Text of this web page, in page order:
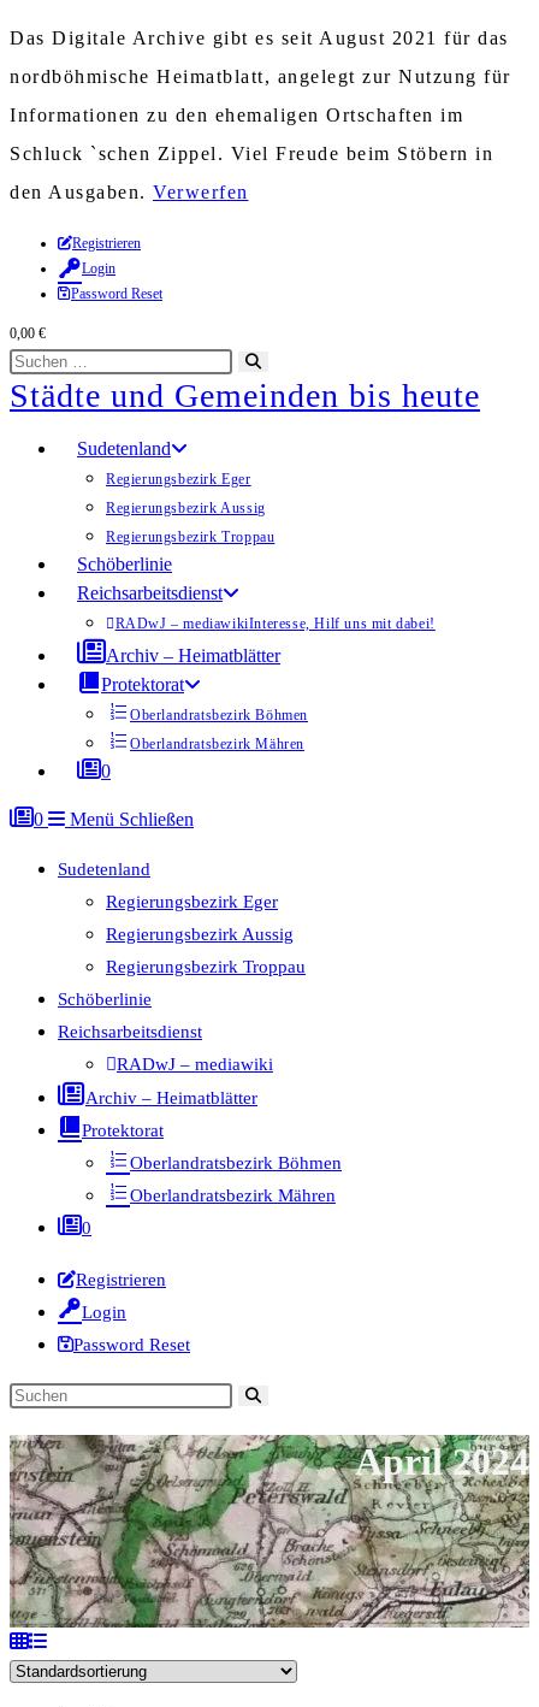
Das Digitale Archive gibt es seit August 2021 für das
nordböhmische Heimatblatt, angelegt zur Nutzung für
Informationen zu den ehemaligen Ortschaften im
Schluck `schen Zippel. Viel Freude beim Stöbern in
den Ausgaben. Verwerfen
Zum
Inhalt
springen
Registrieren
Login
Password Reset
0,00 €
Diese
Website
durchsuchen
starten
Städte und Gemeinden bis heute
Sudetenland
Regierungsbezirk Eger
Regierungsbezirk Aussig
Regierungsbezirk Troppau
Schöberlinie
Reichsarbeitsdienst
RADwJ – mediawikiInteresse, Hilf uns mit dabei!
Archiv – Heimatblätter
Protektorat
Oberlandratsbezirk Böhmen
Oberlandratsbezirk Mähren
0
0 Menü Schließen
Sudetenland
Regierungsbezirk Eger
Regierungsbezirk Aussig
Regierungsbezirk Troppau
Schöberlinie
Reichsarbeitsdienst
RADwJ – mediawiki
Archiv – Heimatblätter
Protektorat
Oberlandratsbezirk Böhmen
Oberlandratsbezirk Mähren
0
Registrieren
Login
Password Reset
Diese
durchsuchen
April 2024